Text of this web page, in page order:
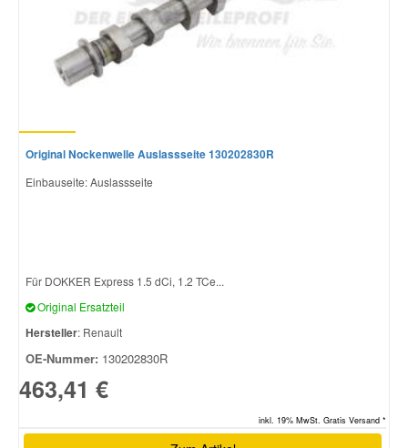
Original Nockenwelle Auslassseite 130202830R
Einbauseite: Auslassseite
Für DOKKER Express 1.5 dCi, 1.2 TCe...
Original Ersatzteil
Hersteller: Renault
OE-Nummer: 130202830R
463,41 €
inkl. 19% MwSt. Gratis Versand *
Volvo Ersatzteile